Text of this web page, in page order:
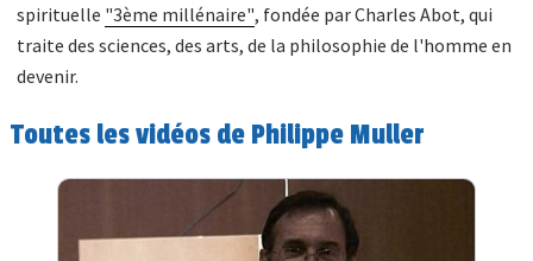
spirituelle "3ème millénaire", fondée par Charles Abot, qui
traite des sciences, des arts, de la philosophie de l'homme en
devenir.
Toutes les vidéos de Philippe Muller